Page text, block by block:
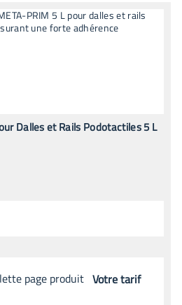
Dalles et Rails Podotactiles 5 L
Votre tarif